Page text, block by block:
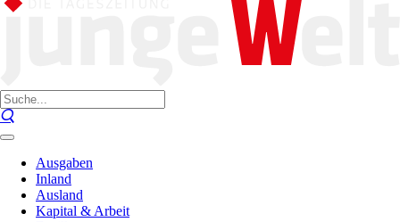
Ausgaben
Inland
Ausland
Kapital & Arbeit